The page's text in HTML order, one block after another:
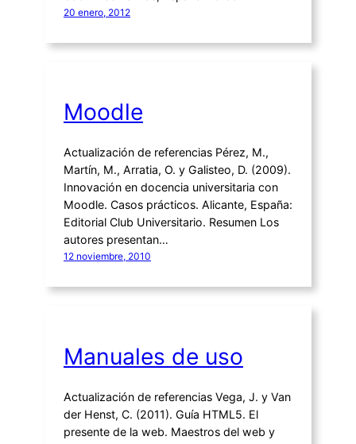
20 enero, 2012
Moodle
Actualización de referencias Pérez, M.,
Martín, M., Arratia, O. y Galisteo, D. (2009).
Innovación en docencia universitaria con
Moodle. Casos prácticos. Alicante, España:
Editorial Club Universitario. Resumen Los
autores presentan…
12 noviembre, 2010
Manuales de uso
Actualización de referencias Vega, J. y Van
der Henst, C. (2011). Guía HTML5. El
presente de la web. Maestros del web y